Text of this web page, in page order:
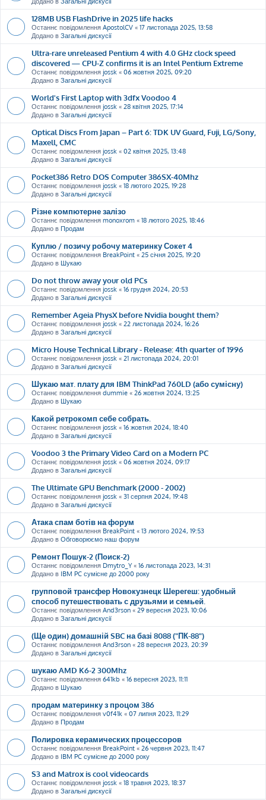
128MB USB FlashDrive in 2025 life hacks
Останнє повідомлення ApostolCV « 17 листопада 2025, 13:58
Додано в Загальні дискусії
Ultra-rare unreleased Pentium 4 with 4.0 GHz clock speed
discovered — CPU-Z confirms it is an Intel Pentium Extreme
Останнє повідомлення jossk « 06 жовтня 2025, 09:20
Додано в Загальні дискусії
World's First Laptop with 3dfx Voodoo 4
Останнє повідомлення jossk « 28 квітня 2025, 17:14
Додано в Загальні дискусії
Optical Discs From Japan – Part 6: TDK UV Guard, Fuji, LG/Sony,
Maxell, CMC
Останнє повідомлення jossk « 02 квітня 2025, 13:48
Додано в Загальні дискусії
Pocket386 Retro DOS Computer 386SX-40Mhz
Останнє повідомлення jossk « 18 лютого 2025, 19:28
Додано в Загальні дискусії
Різне компютерне залізо
Останнє повідомлення monoxrom « 18 лютого 2025, 18:46
Додано в Продам
Куплю / позичу робочу материнку Сокет 4
Останнє повідомлення BreakPoint « 25 січня 2025, 19:20
Додано в Шукаю
Do not throw away your old PCs
Останнє повідомлення jossk « 16 грудня 2024, 20:53
Додано в Загальні дискусії
Remember Ageia PhysX before Nvidia bought them?
Останнє повідомлення jossk « 22 листопада 2024, 16:26
Додано в Загальні дискусії
Micro House Technical Library - Release: 4th quarter of 1996
Останнє повідомлення jossk « 21 листопада 2024, 20:01
Додано в Загальні дискусії
Шукаю мат. плату для IBM ThinkPad 760LD (або сумісну)
Останнє повідомлення dummie « 26 жовтня 2024, 13:25
Додано в Шукаю
Какой ретрокомп себе собрать.
Останнє повідомлення jossk « 16 жовтня 2024, 18:40
Додано в Загальні дискусії
Voodoo 3 the Primary Video Card on a Modern PC
Останнє повідомлення jossk « 06 жовтня 2024, 09:17
Додано в Загальні дискусії
The Ultimate GPU Benchmark (2000 - 2002)
Останнє повідомлення jossk « 31 серпня 2024, 19:48
Додано в Загальні дискусії
Атака спам ботів на форум
Останнє повідомлення BreakPoint « 13 лютого 2024, 19:53
Додано в Обговорюємо наш форум
Ремонт Пошук-2 (Поиск-2)
Останнє повідомлення Dmytro_Y« 16 листопада 2023, 14:31
Додано в IBM PC сумісне до 2000 року
групповой трансфер Новокузнецк Шерегеш: удобный
способ путешествовать с друзьями и семьей.
Останнє повідомлення And3rson « 29 вересня 2023, 10:06
Додано в Загальні дискусії
(Ще один) домашній SBC на базі 8088 ("ПК-88")
Останнє повідомлення And3rson « 28 вересня 2023, 20:39
Додано в Загальні дискусії
шукаю AMD K6-2 300Mhz
Останнє повідомлення 641kb « 16 вересня 2023, 11:11
Додано в Шукаю
продам материнку з процом 386
Останнє повідомлення v0f41k « 07 липня 2023, 11:29
Додано в Продам
Полировка керамических процессоров
Останнє повідомлення BreakPoint « 26 червня 2023, 11:47
Додано в IBM PC сумісне до 2000 року
S3 and Matrox is cool videocards
Останнє повідомлення jossk « 18 травня 2023, 18:37
Додано в Загальні дискусії